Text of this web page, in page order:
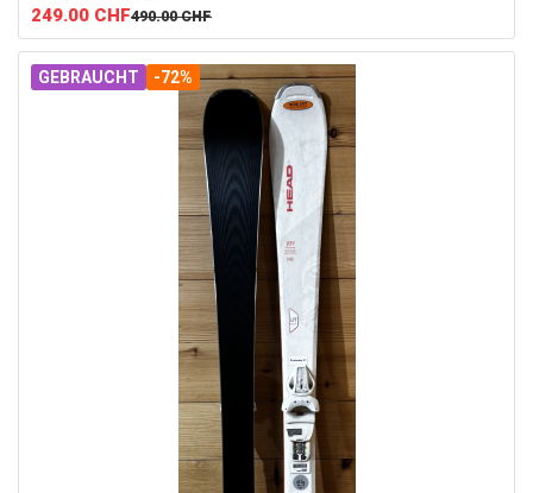
249.00 CHF490.00 CHF
GEBRAUCHT -72%